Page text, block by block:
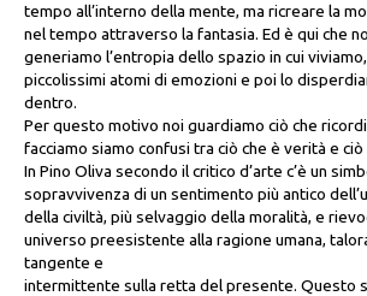
tempo all’interno della mente, ma ricreare la
nel tempo attraverso la fantasia. Ed è qui che
generiamo l’entropia dello spazio in cui
piccolissimi atomi di emozioni e poi lo
dentro.
Per questo motivo noi guardiamo ciò che
facciamo siamo confusi tra ciò che è verità e
In Pino Oliva secondo il critico d’arte c’è un
sopravvivenza di un sentimento più antico
della civiltà, più selvaggio della moralità, e
universo preesistente alla ragione umana,
tangente e
intermittente sulla retta del presente. Questo